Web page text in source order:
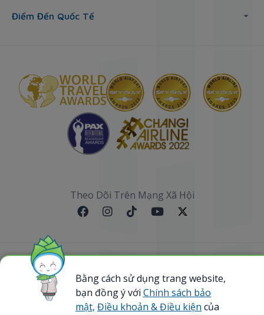
Điểm Đến Quốc Tế
Theo Dõi Trên Mạng Xã Hội
Sơ đồ website
@ 2023 Bamboo Airways Copyright. All Rights
Reserved.
Bằng cách sử dụng trang website,
bạn đồng ý với Chính sách bảo
mật, Điều khoản & Điều kiện của